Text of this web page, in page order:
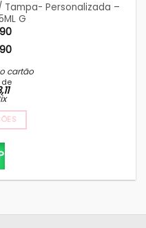
Personalizada –
G
55,90
58,90
cartão
de